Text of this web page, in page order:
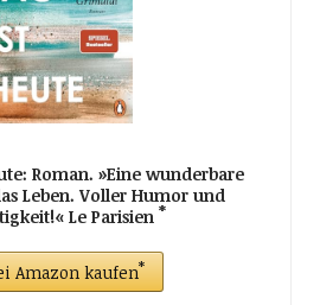
Roman. »Eine wunderbare
Leben. Voller Humor und
Le Parisien
Amazon kaufen